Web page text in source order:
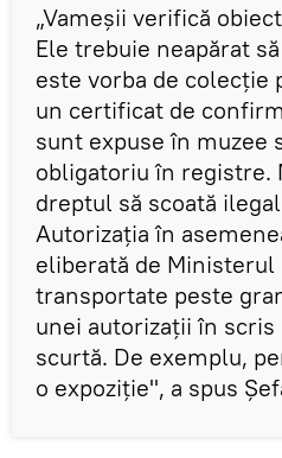
„Vameșii verifică
Ele trebuie neapărat
este vorba de colecție
un certificat de
sunt expuse în muzee
obligatoriu în registre.
dreptul să scoată
Autorizația în
eliberată de
transportate peste
unei autorizații în scris
scurtă. De exemplu,
o expoziție", a spus